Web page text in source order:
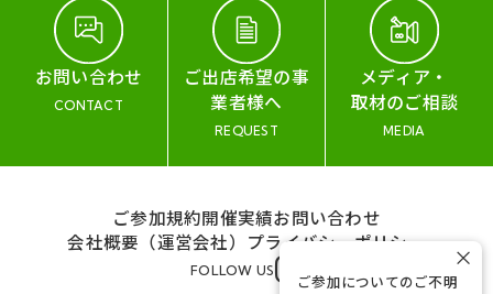
お問い合わせ
CONTACT
ご出店希望の事
業者様へ
REQUEST
メディア・
取材のご相談
MEDIA
ご参加規約開催実績お問い合わせ
会社概要（運営会社） プライバシーポリシー
FOLLOW US
ご参加についてのご不明
×